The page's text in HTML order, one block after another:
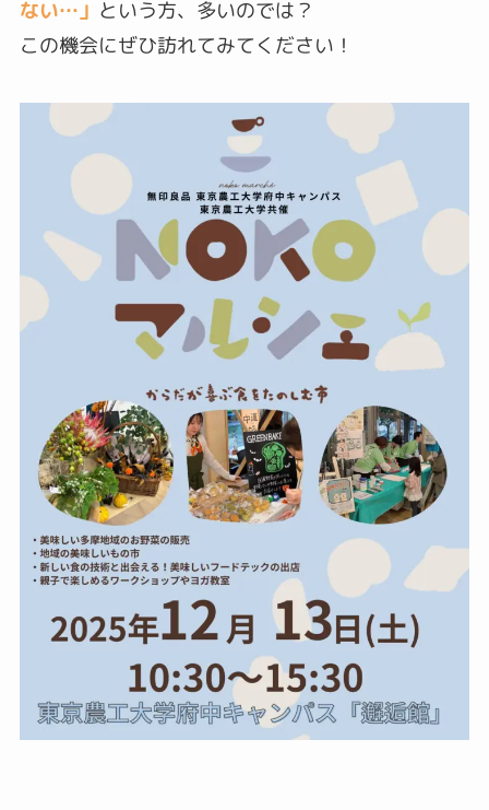
ない…」 という方、多いのでは？
この機会にぜひ訪れてみてください！